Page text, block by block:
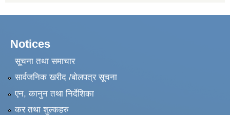
Notices
सूचना तथा समाचार
सार्वजनिक खरीद /बोलपत्र सूचना
एन, कानुन तथा निर्देशिका
कर तथा शुल्कहरु